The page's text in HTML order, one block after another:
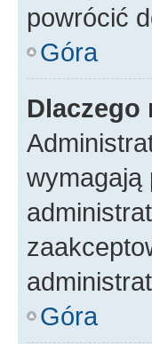
powrócić
Góra
wymagają
Góra